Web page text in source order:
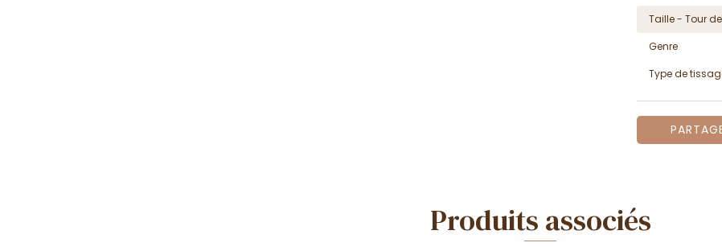
Taille - Tour
Genre
Type de
Produits associés